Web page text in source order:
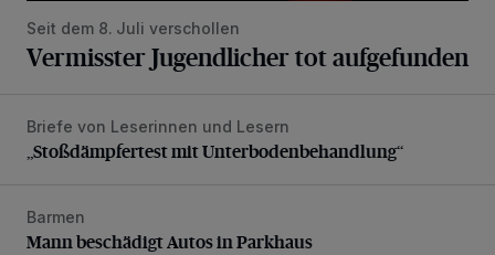
Seit dem 8. Juli verschollen
Vermisster Jugendlicher tot aufgefunden
„Stoßdämpfertest mit Unterbodenbehandlung“
Briefe von Leserinnen und Lesern
„Stoßdämpfertest mit Unterbodenbehandlung“
Mann beschädigt Autos in Parkhaus
Barmen
Mann beschädigt Autos in Parkhaus